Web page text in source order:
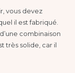
vous devez
il est fabriqué.
combinaison
très solide, car il